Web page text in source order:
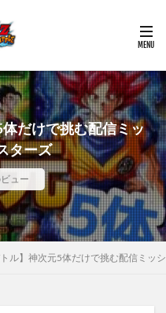
だけで挑む配信ミッ
ターズ
ュー
トル】神次元5体だけで挑む配信ミッ